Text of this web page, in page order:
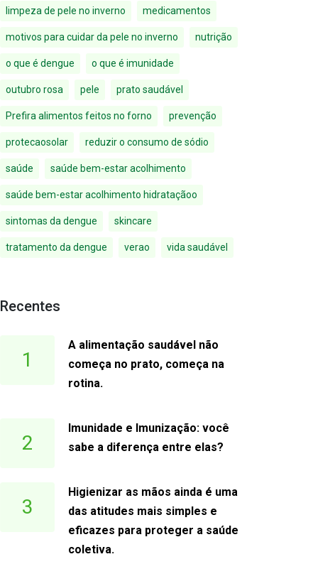
limpeza de pele no inverno medicamentos
motivos para cuidar da pele no inverno nutrição
o que é dengue o que é imunidade
outubro rosa pele prato saudável
Prefira alimentos feitos no forno prevenção
protecaosolar reduzir o consumo de sódio
saúde saúde bem-estar acolhimento
saúde bem-estar acolhimento hidrataçãoo
sintomas da dengue skincare
tratamento da dengue verao vida saudável
Recentes
1
A alimentação saudável não
começa no prato, começa na
rotina.
2
Imunidade e Imunização: você
sabe a diferença entre elas?
3
Higienizar as mãos ainda é uma
das atitudes mais simples e
eficazes para proteger a saúde
coletiva.